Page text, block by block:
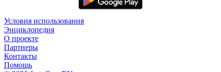
Условия использования
Энциклопедия
О проекте
Партнеры
Контакты
Помощь